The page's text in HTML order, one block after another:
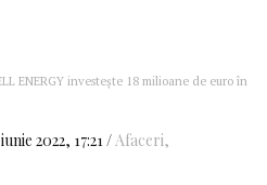
ENERGY investește 18 milioane de euro în
2022, 17:21 Afaceri,